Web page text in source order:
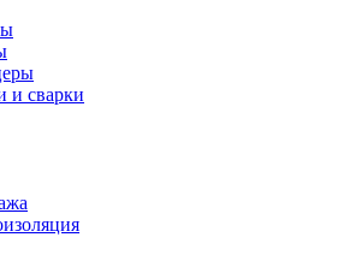
и сварки